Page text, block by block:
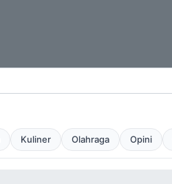
Kuliner Olahraga Opini